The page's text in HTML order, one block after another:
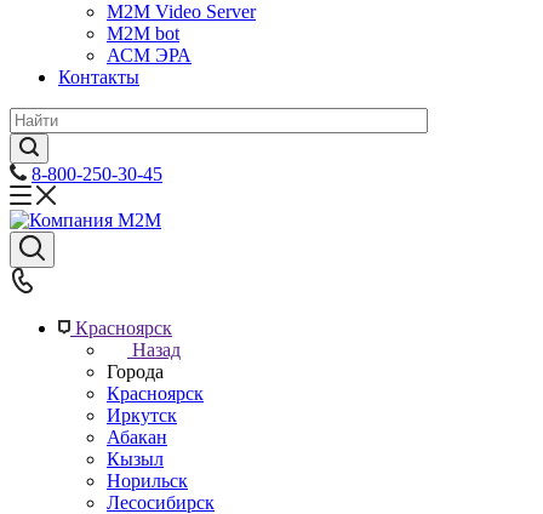
M2M Video Server
М2М bot
АСМ ЭРА
Контакты
8-800-250-30-45
Красноярск
Назад
Города
Красноярск
Иркутск
Абакан
Кызыл
Норильск
Лесосибирск